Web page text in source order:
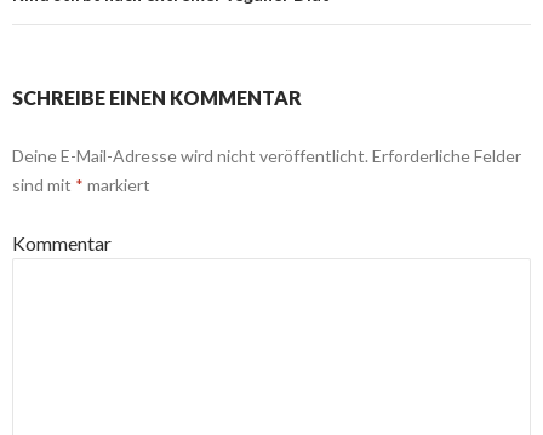
SCHREIBE EINEN KOMMENTAR
Deine E-Mail-Adresse wird nicht veröffentlicht. Erforderliche Felder
sind mit * markiert
Kommentar